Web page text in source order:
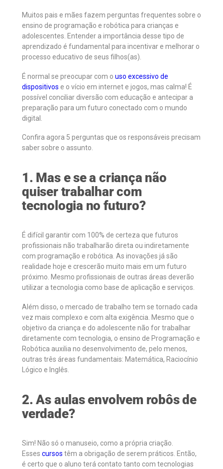
Muitos pais e mães fazem perguntas frequentes sobre o
ensino de programação e robótica para crianças e
adolescentes. Entender a importância desse tipo de
aprendizado é fundamental para incentivar e melhorar o
processo educativo de seus filhos(as).
É normal se preocupar com o uso excessivo de
dispositivos e o vício em internet e jogos, mas calma! É
possível conciliar diversão com educação e antecipar a
preparação para um futuro conectado com o mundo
digital.
Confira agora 5 perguntas que os responsáveis precisam
saber sobre o assunto.
1. Mas e se a criança não
quiser trabalhar com
tecnologia no futuro?
É difícil garantir com 100% de certeza que futuros
profissionais não trabalharão direta ou indiretamente
com programação e robótica. As inovações já são
realidade hoje e crescerão muito mais em um futuro
próximo. Mesmo profissionais de outras áreas deverão
utilizar a tecnologia como base de aplicação e serviços.
Além disso, o mercado de trabalho tem se tornado cada
vez mais complexo e com alta exigência. Mesmo que o
objetivo da criança e do adolescente não for trabalhar
diretamente com tecnologia, o ensino de Programação e
Robótica auxilia no desenvolvimento de, pelo menos,
outras três áreas fundamentais: Matemática, Raciocínio
Lógico e Inglês.
2. As aulas envolvem robôs de
verdade?
Sim! Não só o manuseio, como a própria criação.
Esses cursos têm a obrigação de serem práticos. Então,
é certo que o aluno terá contato tanto com tecnologias